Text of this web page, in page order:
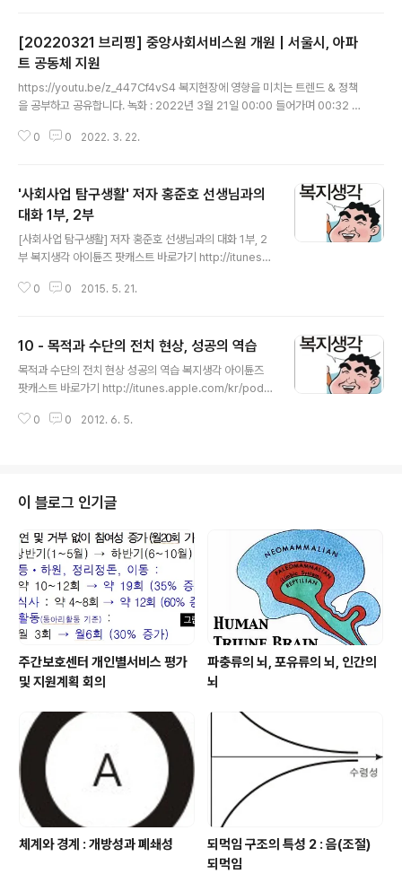
[20220321 브리핑] 중앙사회서비스원 개원 | 서울시, 아파
트 공동체 지원
https://youtu.be/z_447Cf4vS4 복지현장에 영향을 미치는 트렌드 & 정책
을 공부하고 공유합니다. 녹화 : 2022년 3월 21일 00:00 들어가며 00:32 #
년 3월 25일 개원 01:52 #3 중앙사회서비스원의 역할 02:03 1. 사회서비스
범위 04:39 #4 서울시, 아파트 공동체 활성화 사업 신청 접수
0 0 2022. 3. 22.
'사회사업 탐구생활' 저자 홍준호 선생님과의
대화 1부, 2부
[사회사업 탐구생활] 저자 홍준호 선생님과의 대화 1부, 2
부 복지생각 아이튠즈 팟캐스트 바로가기 http://itunes.a
enggag/id520735079?l=en PC 및 안드로이드를 위
masilbyul/___2.mp3
0 0 2015. 5. 21.
10 - 목적과 수단의 전치 현상, 성공의 역습
목적과 수단의 전치 현상 성공의 역습 복지생각 아이튠즈
팟캐스트 바로가기 http://itunes.apple.com/kr/podc
079?l=en PC 및 안드로이드를 위한 파일 직접 다운로드
0 0 2012. 6. 5.
이 블로그 인기글
주간보호센터 개인별서비스 평가
및 지원계획 회의
파충류의 뇌, 포유류의 뇌, 인간의
뇌
체계와 경계 : 개방성과 폐쇄성
되먹임 구조의 특성 2 : 음(조절)
되먹임